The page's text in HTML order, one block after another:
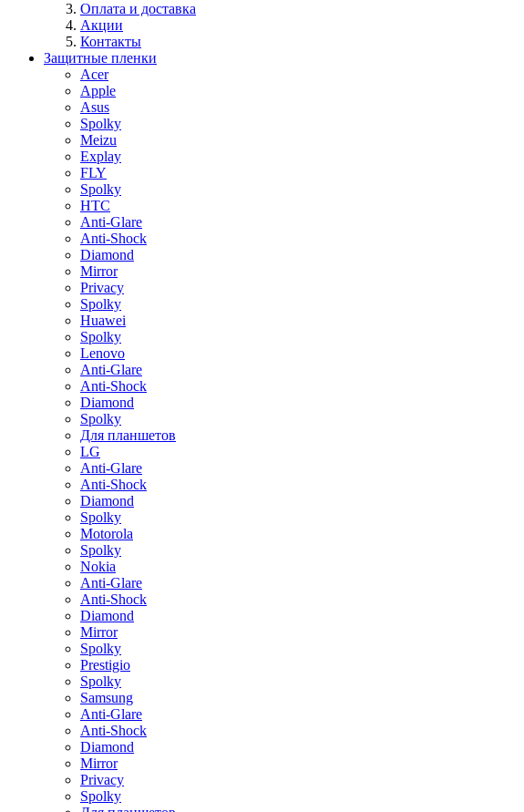
Оплата и доставка
Акции
Контакты
Защитные пленки
Acer
Apple
Asus
Spolky
Meizu
Explay
FLY
Spolky
HTC
Anti-Glare
Anti-Shock
Diamond
Mirror
Privacy
Spolky
Huawei
Spolky
Lenovo
Anti-Glare
Anti-Shock
Diamond
Spolky
Для планшетов
LG
Anti-Glare
Anti-Shock
Diamond
Spolky
Motorola
Spolky
Nokia
Anti-Glare
Anti-Shock
Diamond
Mirror
Spolky
Prestigio
Spolky
Samsung
Anti-Glare
Anti-Shock
Diamond
Mirror
Privacy
Spolky